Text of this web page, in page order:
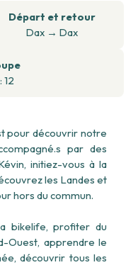
Départ et retour
Dax→ Dax
12
pour découvrir notre
par des
initiez-vous à la
les Landes et
hors du commun.
bikelife, profiter du
Ouest, apprendre le
découvrir tous les